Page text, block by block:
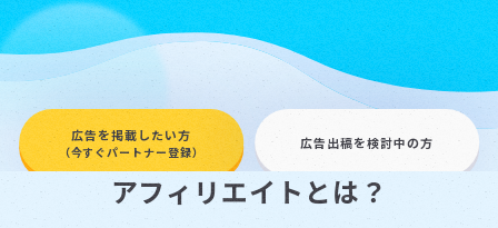
開始までの流れ
広告を掲載したい方
（今すぐパートナー登録） 広告出稿を検討中の方
アフィリエイトとは？